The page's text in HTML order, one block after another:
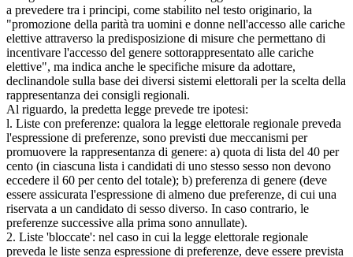
a prevedere tra i principi, come stabilito nel testo originario, la
"promozione della parità tra uomini e donne nell'accesso alle cariche
elettive attraverso la predisposizione di misure che permettano di
incentivare l'accesso del genere sottorappresentato alle cariche
elettive", ma indica anche le specifiche misure da adottare,
declinandole sulla base dei diversi sistemi elettorali per la scelta della
rappresentanza dei consigli regionali.
Al riguardo, la predetta legge prevede tre ipotesi:
l. Liste con preferenze: qualora la legge elettorale regionale preveda
l'espressione di preferenze, sono previsti due meccanismi per
promuovere la rappresentanza di genere: a) quota di lista del 40 per
cento (in ciascuna lista i candidati di uno stesso sesso non devono
eccedere il 60 per cento del totale); b) preferenza di genere (deve
essere assicurata l'espressione di almeno due preferenze, di cui una
riservata a un candidato di sesso diverso. In caso contrario, le
preferenze successive alla prima sono annullate).
2. Liste 'bloccate': nel caso in cui la legge elettorale regionale
preveda le liste senza espressione di preferenze, deve essere prevista